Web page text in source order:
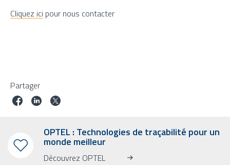
Cliquez ici pour nous contacter
Partager
OPTEL : Technologies de traçabilité pour un
monde meilleur
Découvrez OPTEL